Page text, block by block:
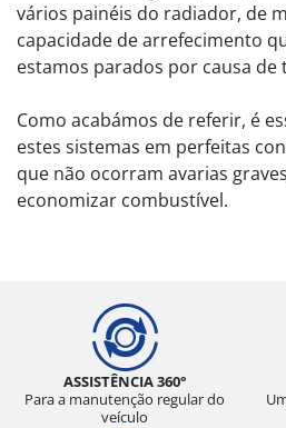
vários painéis do radiador, de
capacidade de arrefecimento
estamos parados por causa de
Como acabámos de referir, é
estes sistemas em perfeitas
que não ocorram avarias
economizar combustível.
ASSISTÊNCIA 360°
Para a manutenção regular do
veículo